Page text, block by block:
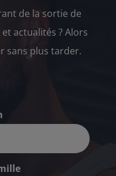
de la sortie de
actualités ? Alors
sans plus tarder.